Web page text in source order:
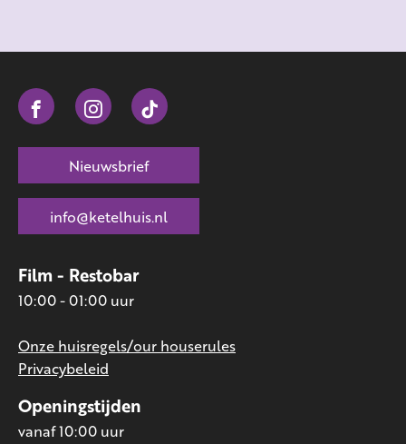
Openingstijden
vanaf 10:00 uur
Film - Restobar
10:00 - 01:00 uur
Onze huisregels/our houserules
Privacybeleid
Nieuwsbrief
info@ketelhuis.nl